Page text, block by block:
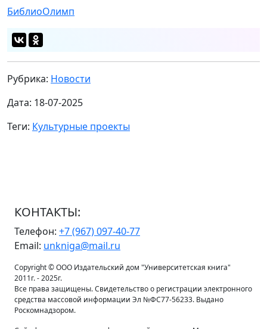
БиблиоОлимп
Рубрика: Новости
Дата: 18-07-2025
Теги: Культурные проекты
КОНТАКТЫ:
Телефон: +7 (967) 097-40-77
Email: unkniga@mail.ru
Copyright © ООО Издательский дом "Университетская книга"
2011г. - 2025г.
Все права защищены. Свидетельство о регистрации электронного
средства массовой информации Эл №ФС77-56233. Выдано
Роскомнадзором.